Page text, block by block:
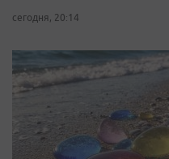
сегодня, 20:14